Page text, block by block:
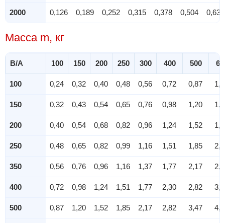
2000 0,126 0,189 0,252 0,315 0,378 0,504 0,630
Масса m, кг
B/A 100 150 200 250 300 400 500
100 0,24 0,32 0,40 0,48 0,56 0,72 0,87
150 0,32 0,43 0,54 0,65 0,76 0,98 1,20
200 0,40 0,54 0,68 0,82 0,96 1,24 1,52
250 0,48 0,65 0,82 0,99 1,16 1,51 1,85
350 0,56 0,76 0,96 1,16 1,37 1,77 2,17
400 0,72 0,98 1,24 1,51 1,77 2,30 2,82
500 0,87 1,20 1,52 1,85 2,17 2,82 3,47